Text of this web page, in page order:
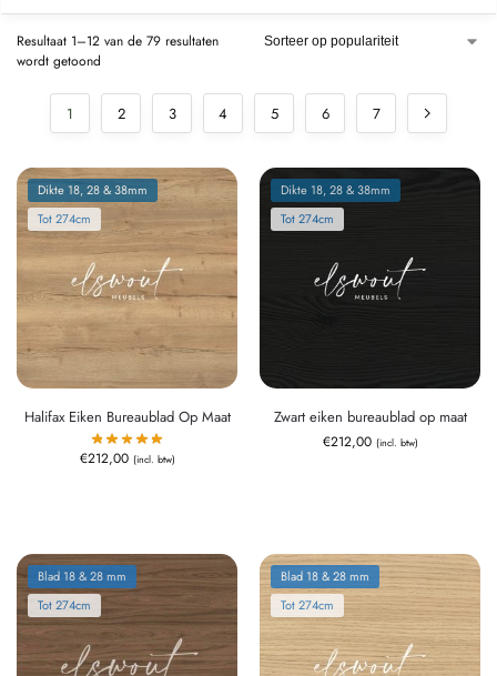
Resultaat 1–12 van de 79 resultaten
wordt getoond
1 2 3 4 5 6 7
Dikte 18, 28 & 38mm
Tot 274cm
Halifax Eiken Bureaublad Op Maat
€212,00 (incl. btw)
Dikte 18, 28 & 38mm
Tot 274cm
Zwart eiken bureaublad op maat
€212,00 (incl. btw)
Blad 18 & 28 mm
Tot 274cm
Blad 18 & 28 mm
Tot 274cm